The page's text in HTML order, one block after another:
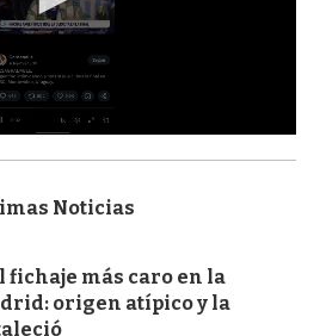
Noticias
fichaje más caro en la
origen atípico y la